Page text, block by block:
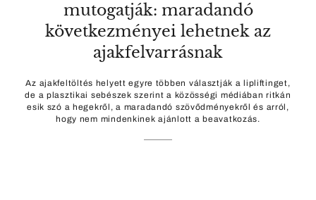
mutogatják: maradandó
következményei lehetnek az
ajakfelvarrásnak
Az ajakfeltöltés helyett egyre többen választják a lipliftinget,
de a plasztikai sebészek szerint a közösségi médiában ritkán
esik szó a hegekről, a maradandó szövődményekről és arról,
hogy nem mindenkinek ajánlott a beavatkozás.